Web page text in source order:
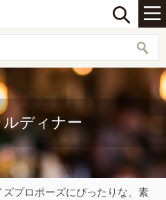
ディナー
プロポーズにぴったりな、素